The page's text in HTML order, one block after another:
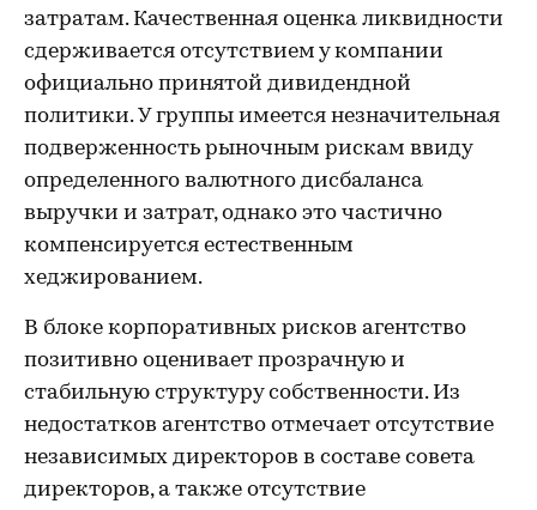
затратам. Качественная оценка ликвидности
сдерживается отсутствием у компании
официально принятой дивидендной
политики. У группы имеется незначительная
подверженность рыночным рискам ввиду
определенного валютного дисбаланса
выручки и затрат, однако это частично
компенсируется естественным
хеджированием.
В блоке корпоративных рисков агентство
позитивно оценивает прозрачную и
стабильную структуру собственности. Из
недостатков агентство отмечает отсутствие
независимых директоров в составе совета
директоров, а также отсутствие